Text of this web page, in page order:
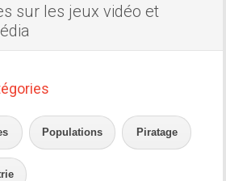
sur les jeux vidéo et
Populations Piratage